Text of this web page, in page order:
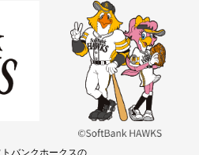
バンクホークスの